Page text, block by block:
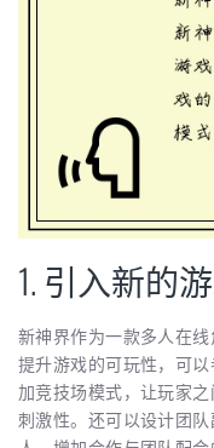
1. 引入新的
新神界作为一款多人在
提升游戏的可玩性，可
加竞技场模式，让玩家
刺激性。还可以设计团